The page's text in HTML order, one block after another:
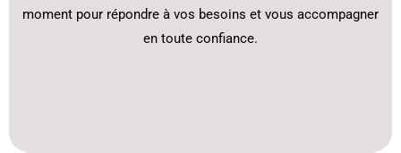
moment pour répondre à vos besoins et vous accompagner
en toute confiance.